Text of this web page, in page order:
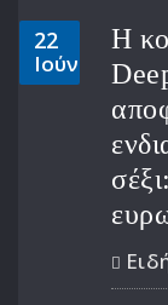
22
Ιούν
Η